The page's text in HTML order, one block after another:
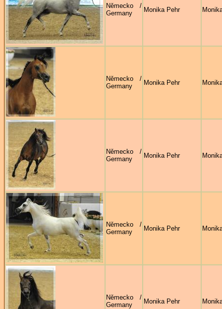
Německo /
Germany
Monika Pehr
Německo /
Germany
Monika Pehr
Německo /
Germany
Monika Pehr
Německo /
Germany
Monika Pehr
Německo /
Germany
Monika Pehr